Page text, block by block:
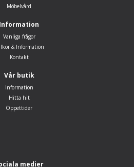
Möbelvård
Information
Vanliga frågor
& Information
Kontakt
Vår butik
Information
Hitta hit
Öppettider
medier